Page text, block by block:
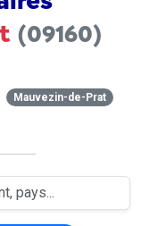
(09160)
Mauvezin-de-Prat